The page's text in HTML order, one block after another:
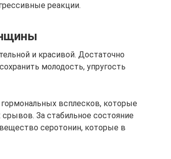
реакции.
и красивой. Достаточно
молодость, упругость
всплесков, которые
За стабильное состояние
серотонин, которые в